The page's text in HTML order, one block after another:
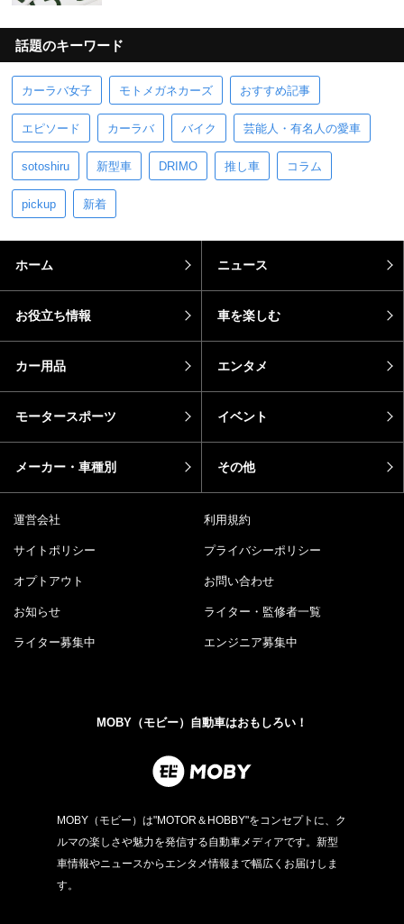
話題のキーワード
カーラバ女子 モトメガネカーズ おすすめ記事
エピソード カーラバ バイク 芸能人・有名人の愛車
sotoshiru 新型車 DRIMO 推し車 コラム
pickup 新着
ホーム ニュース
お役立ち情報 車を楽しむ
カー用品 エンタメ
モータースポーツ イベント
メーカー・車種別 その他
運営会社 利用規約
サイトポリシー プライバシーポリシー
オプトアウト お問い合わせ
お知らせ ライター・監修者一覧
ライター募集中 エンジニア募集中
MOBY（モビー）自動車はおもしろい！
MOBY（モビー）は"MOTOR＆HOBBY"をコンセプトに、ク
ルマの楽しさや魅力を発信する自動車メディアです。新型
車情報やニュースからエンタメ情報まで幅広くお届けしま
す。